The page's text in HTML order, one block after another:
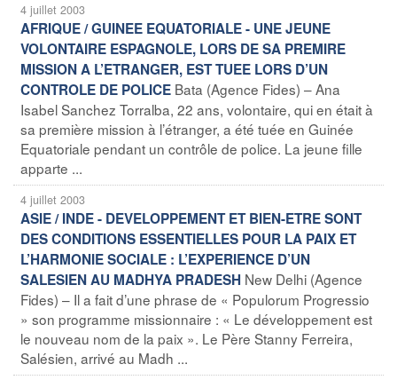
4 juillet 2003
AFRIQUE / GUINEE EQUATORIALE - UNE JEUNE
VOLONTAIRE ESPAGNOLE, LORS DE SA PREMIRE
MISSION A L’ETRANGER, EST TUEE LORS D’UN
CONTROLE DE POLICE Bata (Agence Fides) – Ana
Isabel Sanchez Torralba, 22 ans, volontaire, qui en était à
sa première mission à l’étranger, a été tuée en Guinée
Equatoriale pendant un contrôle de police. La jeune fille
apparte ...
4 juillet 2003
ASIE / INDE - DEVELOPPEMENT ET BIEN-ETRE SONT
DES CONDITIONS ESSENTIELLES POUR LA PAIX ET
L’HARMONIE SOCIALE : L’EXPERIENCE D’UN
SALESIEN AU MADHYA PRADESH New Delhi (Agence
Fides) – Il a fait d’une phrase de « Populorum Progressio
» son programme missionnaire : « Le développement est
le nouveau nom de la paix ». Le Père Stanny Ferreira,
Salésien, arrivé au Madh ...